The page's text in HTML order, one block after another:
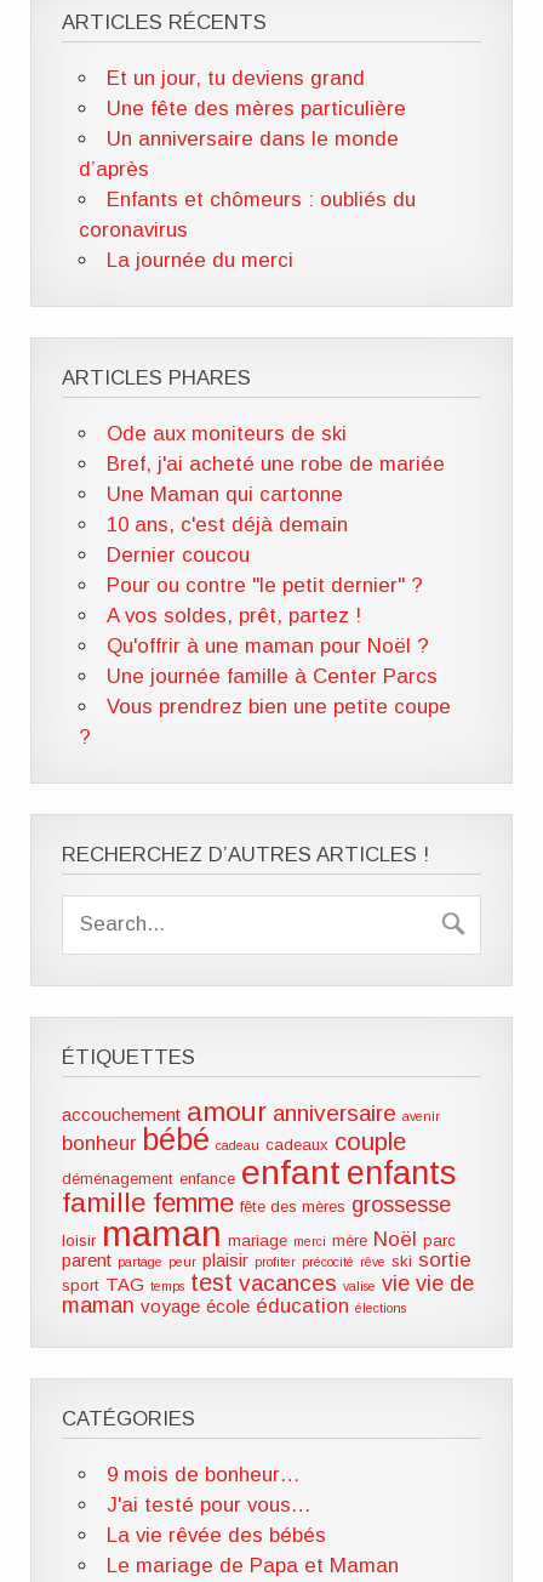
ARTICLES RÉCENTS
Et un jour, tu deviens grand
Une fête des mères particulière
Un anniversaire dans le monde
d’après
Enfants et chômeurs : oubliés du
coronavirus
La journée du merci
ARTICLES PHARES
Ode aux moniteurs de ski
Bref, j'ai acheté une robe de mariée
Une Maman qui cartonne
10 ans, c'est déjà demain
Dernier coucou
Pour ou contre "le petit dernier" ?
A vos soldes, prêt, partez !
Qu'offrir à une maman pour Noël ?
Une journée famille à Center Parcs
Vous prendrez bien une petite coupe
?
RECHERCHEZ D’AUTRES ARTICLES !
ÉTIQUETTES
accouchement amour anniversaire avenir
bonheur bébé cadeau cadeaux couple
déménagement enfance enfant enfants
famille femme fête des mères grossesse
loisir maman mariage merci mère Noël parc
parent partage peur plaisir profiter précocité rêve ski sortie
sport TAG temps test vacances valise vie vie de
maman voyage école éducation élections
CATÉGORIES
9 mois de bonheur…
J'ai testé pour vous…
La vie rêvée des bébés
Le mariage de Papa et Maman